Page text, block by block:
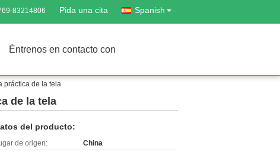
83214806 Pida una cita Spanish
Éntrenos en contacto con
práctica de la tela
de la tela
del producto:
de origen:
China